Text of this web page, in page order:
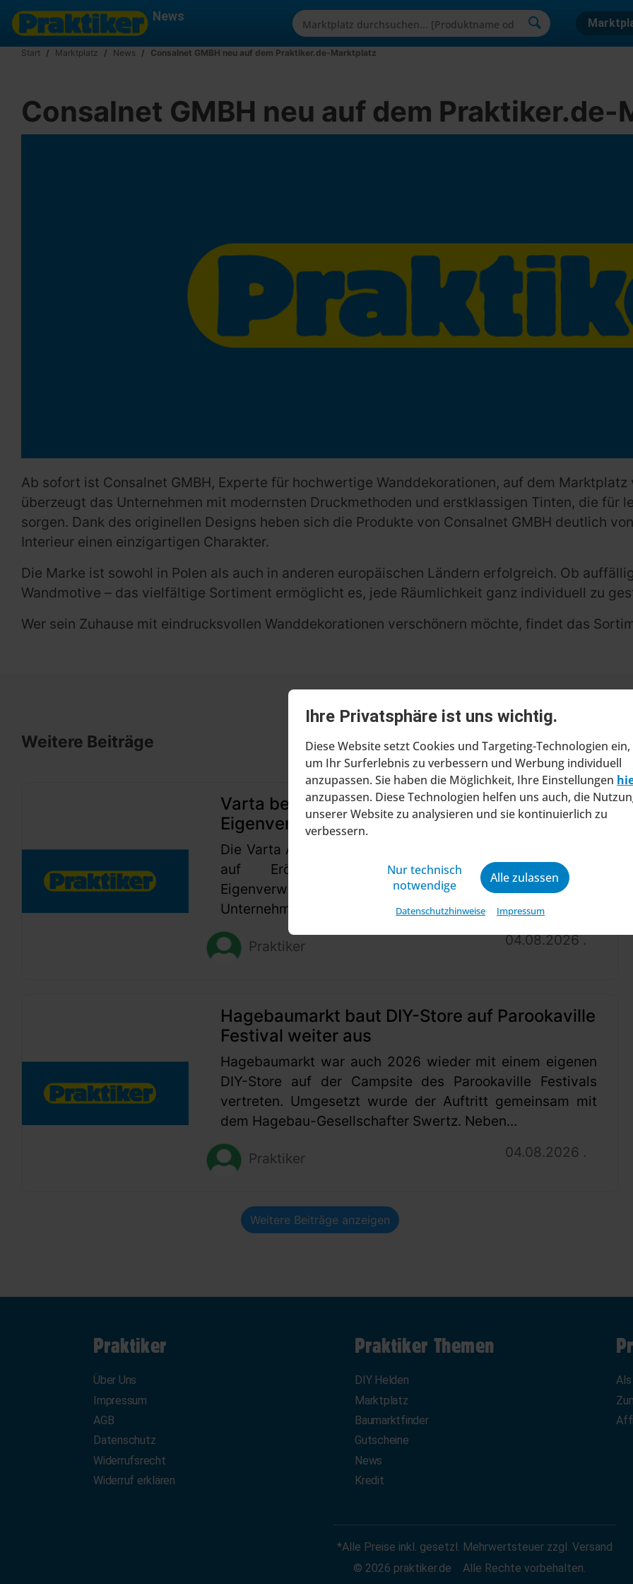
Ihre Privatsphäre ist uns wichtig.
Diese Website setzt Cookies und Targeting-Technologien ein,
um Ihr Surferlebnis zu verbessern und Werbung individuell
anzupassen. Sie haben die Möglichkeit, Ihre Einstellungen
anzupassen. Diese Technologien helfen uns auch, die
unserer Website zu analysieren und sie kontinuierlich zu
verbessern.
Nur technisch
notwendige
Alle zulassen
Datenschutzhinweise Impressum
News
Start Marktplatz News Consalnet GMBH neu auf dem Praktiker.de-Marktplatz
Consalnet GMBH neu auf dem
Ab sofort ist Consalnet GMBH, Experte für hochwertige Wanddekorationen, auf dem
überzeugt das Unternehmen mit modernsten Druckmethoden und erstklassigen Tinten, die für
sorgen. Dank des originellen Designs heben sich die Produkte von Consalnet GMBH deutlich
Interieur einen einzigartigen Charakter.
Die Marke ist sowohl in Polen als auch in anderen europäischen Ländern erfolgreich. Ob
Wandmotive – das vielfältige Sortiment ermöglicht es, jede Räumlichkeit ganz individuell zu
Wer sein Zuhause mit eindrucksvollen Wanddekorationen verschönern möchte, findet das
Weitere Beiträge
Varta beantragt Insolvenzverfahren in
Eigenverwaltung
Die Varta AG hat beim Amtsgericht Stuttgart einen Antrag
auf Eröffnung eines Insolvenzverfahrens in
Eigenverwaltung gestellt. Mit diesem Schritt will das
Unternehmen seine wirtschaftliche Zukunft sic...
Praktiker 04.08.2026 .
Hagebaumarkt baut DIY-Store auf Parookaville
Festival weiter aus
Hagebaumarkt war auch 2026 wieder mit einem eigenen
DIY-Store auf der Campsite des Parookaville Festivals
vertreten. Umgesetzt wurde der Auftritt gemeinsam mit
dem Hagebau-Gesellschafter Swertz. Neben...
Praktiker 04.08.2026 .
Weitere Beiträge anzeigen
Praktiker
Über Uns
Impressum
AGB
Datenschutz
Widerrufsrecht
Widerruf erklären
Praktiker Themen
DIY Helden
Marktplatz
Baumarktfinder
Gutscheine
News
Kredit
*Alle Preise inkl. gesetzl. Mehrwertsteuer zzgl. Versand
© 2026 praktiker.de
Alle Rechte vorbehalten.